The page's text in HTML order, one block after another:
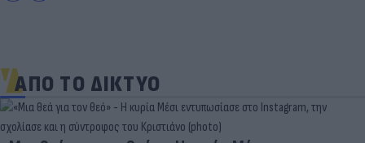
ΑΠΟ ΤΟ ΔΙΚΤΥΟ